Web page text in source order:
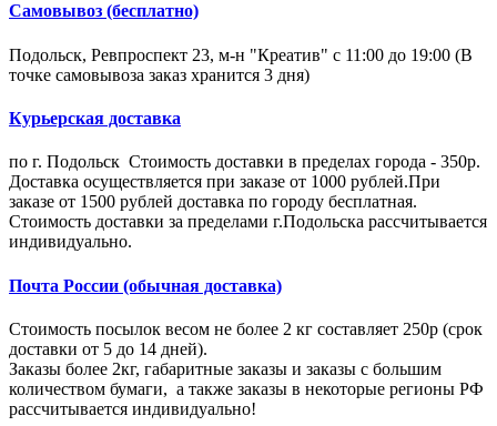
Самовывоз (бесплатно)
Подольск, Ревпроспект 23, м-н "Креатив" с 11:00 до 19:00 (В
точке самовывоза заказ хранится 3 дня)
Курьерская доставка
по г. Подольск Стоимость доставки в пределах города - 350р.
Доставка осуществляется при заказе от 1000 рублей.При
заказе от 1500 рублей доставка по городу бесплатная.
Стоимость доставки за пределами г.Подольска рассчитывается
индивидуально.
Почта России (обычная доставка)
Стоимость посылок весом не более 2 кг составляет 250р (срок
доставки от 5 до 14 дней).
Заказы более 2кг, габаритные заказы и заказы с большим
количеством бумаги, а также заказы в некоторые регионы РФ
рассчитывается индивидуально!